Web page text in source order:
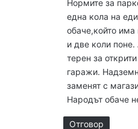
а
Нормите за
една кола на
обаче,който
и две коли
терен за
гаражи.
заменят с
Народът обаче
Отговор